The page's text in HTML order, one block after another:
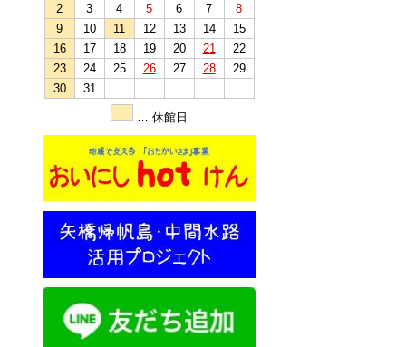
2
3 4 5 6 7
8
9
10 11 12 13 14
15
16
17 18 19 20 21
22
23
24 25 26 27 28
29
30
31
… 休館日